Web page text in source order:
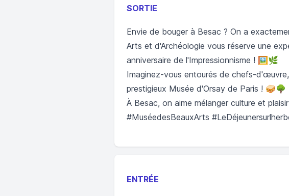
SORTIE
Envie de bouger à Besac ? On a
Arts et d'Archéologie vous réserve une
anniversaire de l'Impressionnisme ! 🖼️🌿
Imaginez-vous entourés de chefs-
prestigieux Musée d'Orsay de Paris ! 🥪🌳
À Besac, on aime mélanger culture et
#MuséedesBeauxArts
ENTRÉE